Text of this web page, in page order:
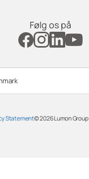
Følg os på
Statement© 2026Lumon Group